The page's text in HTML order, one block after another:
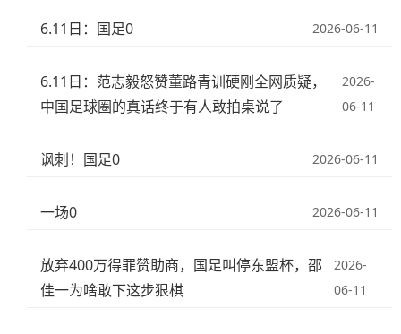
6.11日：国足0 2026-06-11
6.11日：范志毅怒赞董路青训硬刚全网质疑，
中国足球圈的真话终于有人敢拍桌说了
2026-
06-11
讽刺！国足0 2026-06-11
一场0 2026-06-11
放弃400万得罪赞助商，国足叫停东盟杯，邵
佳一为啥敢下这步狠棋
2026-
06-11